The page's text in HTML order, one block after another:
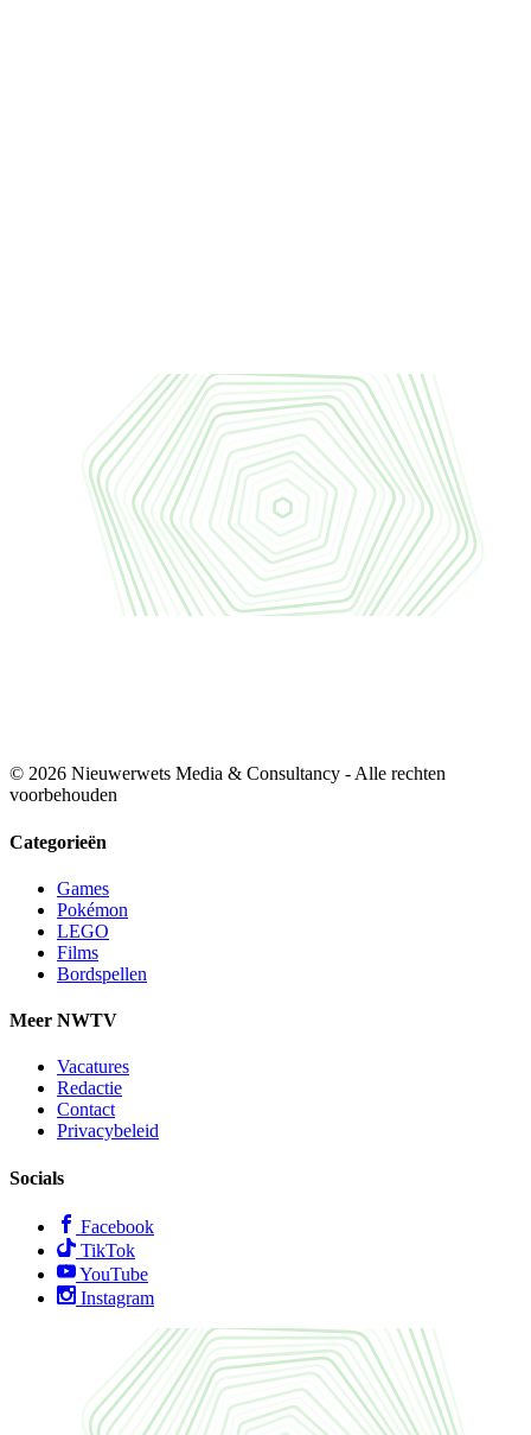
© 2026 Nieuwerwets Media & Consultancy - Alle rechten
voorbehouden
Categorieën
Games
Pokémon
LEGO
Films
Bordspellen
Meer NWTV
Vacatures
Redactie
Contact
Privacybeleid
Socials
Facebook
TikTok
YouTube
Instagram